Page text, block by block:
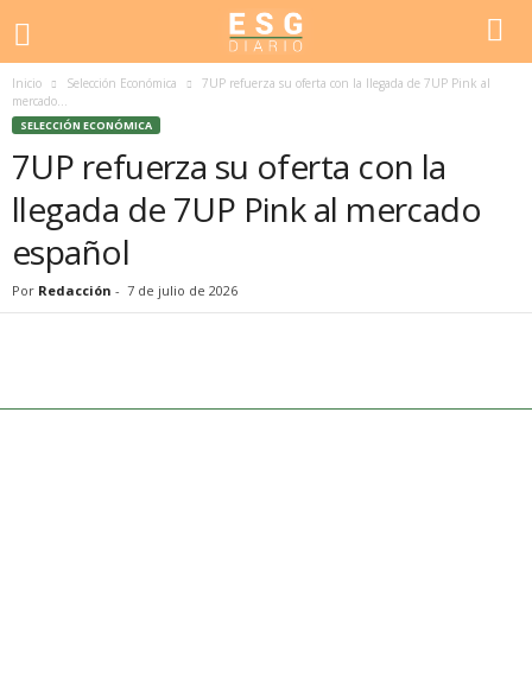
Inicio Selección Económica
7UP refuerza su oferta con la llegada de 7UP Pink al
mercado...
SELECCIÓN ECONÓMICA
7UP refuerza su oferta con la
llegada de 7UP Pink al mercado
español
Por Redacción - 7 de julio de 2026